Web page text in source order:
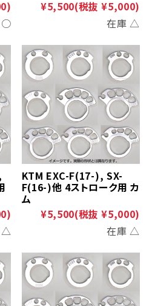
○
¥5,500(税抜 ¥5,000)
在庫 △
△
KTM EXC-F(17-), SX-
F(16-)他 4ストローク用 カ
ム
¥5,500(税抜 ¥5,000)
在庫 △